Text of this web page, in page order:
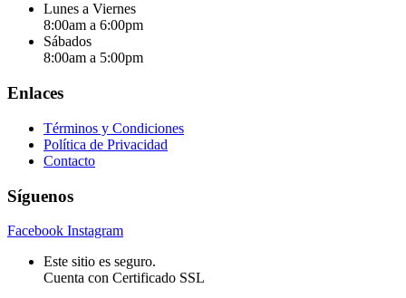
Lunes a Viernes
8:00am a 6:00pm
Sábados
8:00am a 5:00pm
Enlaces
Términos y Condiciones
Política de Privacidad
Contacto
Síguenos
Facebook Instagram
Este sitio es seguro.
Cuenta con Certificado SSL